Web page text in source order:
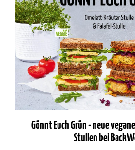
Gönnt Euch Grün - neue
Stullen bei